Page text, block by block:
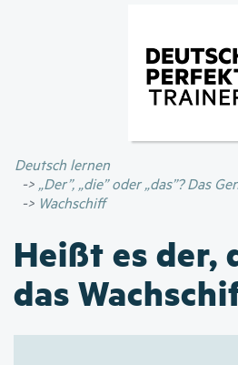
Inhalt
Deutsch lernen
„Der”, „die” oder „das”? Das
Wachschiff
Heißt es der,
das